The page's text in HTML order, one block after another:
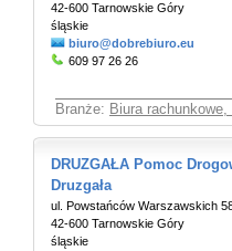
42-600 Tarnowskie Góry
śląskie
biuro@dobrebiuro.eu
609 97 26 26
Branże: Biura
DRUZGAŁA Pomoc
Druzgała
ul. Powstańców Warszawskich
42-600 Tarnowskie Góry
śląskie